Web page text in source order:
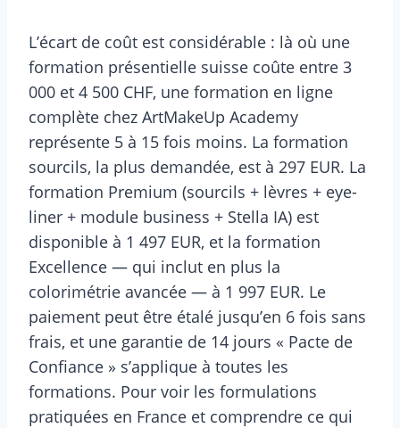
L’écart de coût est considérable : là où une
formation présentielle suisse coûte entre 3
000 et 4 500 CHF, une formation en ligne
complète chez ArtMakeUp Academy
représente 5 à 15 fois moins. La formation
sourcils, la plus demandée, est à 297 EUR. La
formation Premium (sourcils + lèvres + eye-
liner + module business + Stella IA) est
disponible à 1 497 EUR, et la formation
Excellence — qui inclut en plus la
colorimétrie avancée — à 1 997 EUR. Le
paiement peut être étalé jusqu’en 6 fois sans
frais, et une garantie de 14 jours « Pacte de
Confiance » s’applique à toutes les
formations. Pour voir les formulations
pratiquées en France et comprendre ce qui